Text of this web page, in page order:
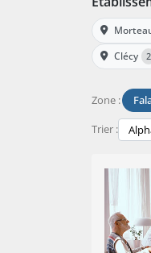
Clécy
2
Zone :
Trier :